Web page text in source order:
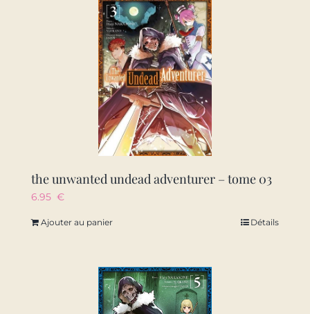
the unwanted undead adventurer – tome 03
6.95 €
Ajouter au panier Détails